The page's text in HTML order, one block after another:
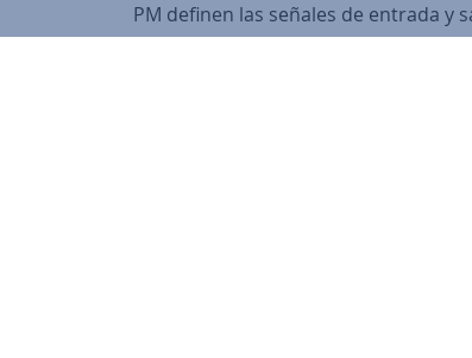
PM definen las señales de entrada y
especificaciones del operador de red.